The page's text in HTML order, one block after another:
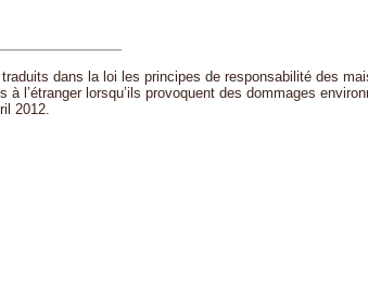
dans la loi les principes de responsabilité des
l’étranger lorsqu’ils provoquent des dommages
2012.